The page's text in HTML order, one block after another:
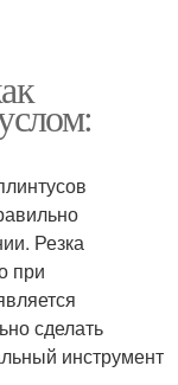
Резка
при
сделать
инструмент